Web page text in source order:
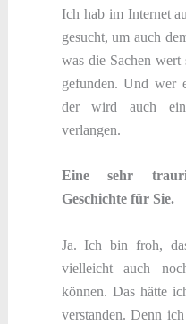
Ich hab im Internet
gesucht, um auch
was die Sachen
gefunden. Und wer
der wird auch
verlangen.
Eine sehr
Geschichte für Sie.
Ja. Ich bin froh,
vielleicht auch
können. Das hätte
verstanden. Denn